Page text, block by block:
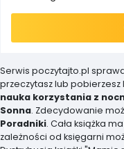
Serwis poczytajto.pl
przeczytasz lub
nauka korzystania z
Sonna. Zdecydowanie
Poradniki. Cała książka
zależności od księgarni